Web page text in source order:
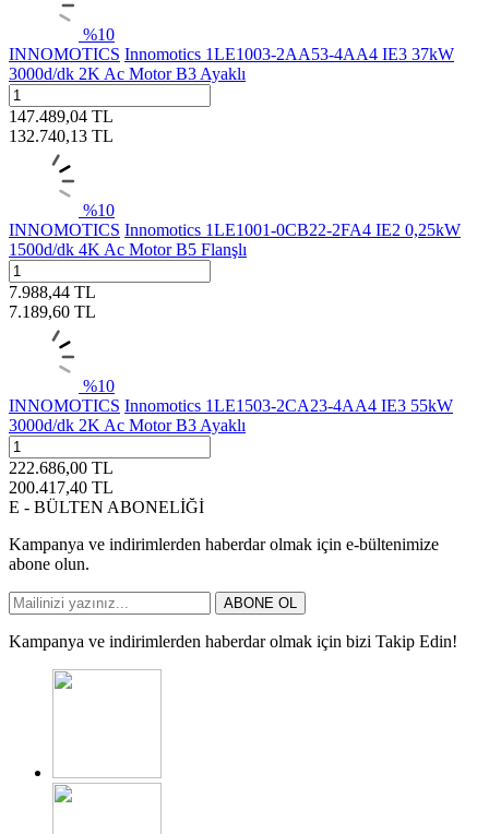
%10
INNOMOTICS Innomotics 1LE1003-2AA53-4AA4 IE3 37kW
3000d/dk 2K Ac Motor B3 Ayaklı
147.489,04 TL
132.740,13 TL
%10
INNOMOTICS Innomotics 1LE1001-0CB22-2FA4 IE2 0,25kW
1500d/dk 4K Ac Motor B5 Flanşlı
7.988,44 TL
7.189,60 TL
%10
INNOMOTICS Innomotics 1LE1503-2CA23-4AA4 IE3 55kW
3000d/dk 2K Ac Motor B3 Ayaklı
222.686,00 TL
200.417,40 TL
E - BÜLTEN ABONELİĞİ
Kampanya ve indirimlerden haberdar olmak için e-bültenimize
abone olun.
ABONE OL
Kampanya ve indirimlerden haberdar olmak için bizi Takip Edin!